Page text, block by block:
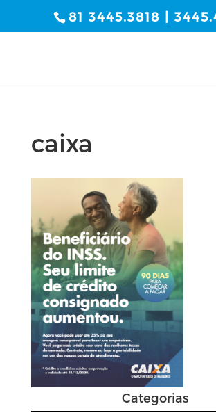
81 3445.3818 |
caixa
Categorias